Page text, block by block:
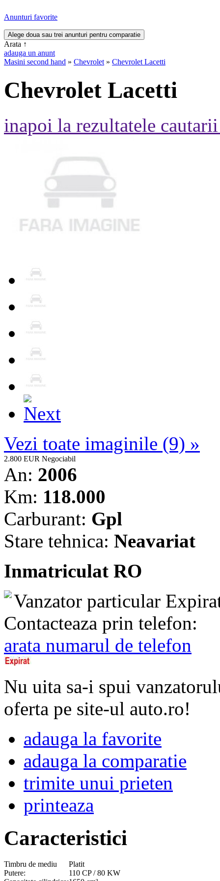
Anunturi favorite
Arata ↑
adauga un anunt
Masini second hand » Chevrolet » Chevrolet Lacetti
Chevrolet Lacetti
inapoi la rezultatele
Vezi toate imaginile (9) »
2.800 EUR Negociabil
An: 2006
Km: 118.000
Carburant: Gpl
Stare tehnica: Neavariat
Inmatriculat RO
Vanzator particular
Contacteaza prin telefon:
arata numarul de telefon
Nu uita sa-i spui
oferta pe site-ul auto.ro!
adauga la favorite
adauga la comparatie
trimite unui prieten
printeaza
Caracteristici
Timbru de mediu
Platit
Putere:
110 CP / 80 KW